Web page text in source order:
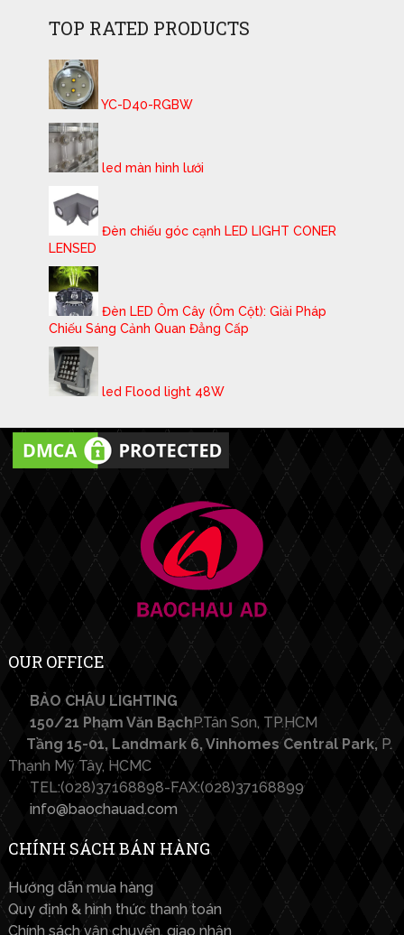
TOP RATED PRODUCTS
YC-D40-RGBW
led màn hình lưới
Đèn chiếu góc cạnh LED LIGHT CONER
LENSED
Đèn LED Ôm Cây (Ôm Cột): Giải Pháp
Chiếu Sáng Cảnh Quan Đẳng Cấp
led Flood light 48W
OUR OFFICE
BẢO CHÂU LIGHTING​
150/21 Phạm Văn BạchP.Tân Sơn, TP.HCM
Tầng 15-01, Landmark 6, Vinhomes Central Park, P.
Thạnh Mỹ Tây, HCMC
TEL:(028)37168898-FAX:(028)37168899
info@baochauad.com
CHÍNH SÁCH BÁN HÀNG
Hướng dẫn mua hàng
Quy định & hình thức thanh toán
Chính sách vận chuyển, giao nhận